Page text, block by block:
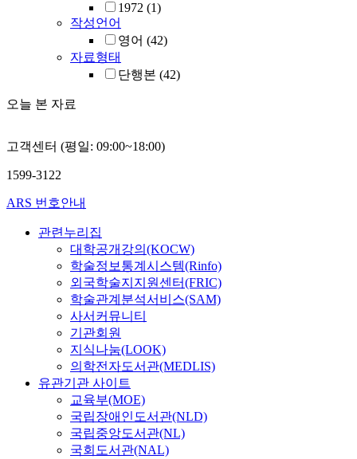
1972 (1)
작성언어
영어 (42)
자료형태
단행본 (42)
오늘 본 자료
고객센터 (평일: 09:00~18:00)
1599-3122
ARS 번호안내
관련누리집
대학공개강의(KOCW)
학술정보통계시스템(Rinfo)
외국학술지지원센터(FRIC)
학술관계분석서비스(SAM)
사서커뮤니티
기관회원
지식나눔(LOOK)
의학전자도서관(MEDLIS)
유관기관 사이트
교육부(MOE)
국립장애인도서관(NLD)
국립중앙도서관(NL)
국회도서관(NAL)